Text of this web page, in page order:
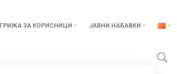
ГРИЖА ЗА КОРИСНИЦИ ЈАВНИ НАБАВКИ